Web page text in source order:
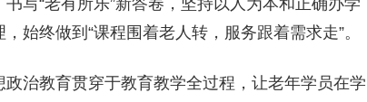
写“老有所乐”新答卷，坚持以人为本和正确办学
始终做到“课程围着老人转，服务跟着需求走”。
治教育贯穿于教育教学全过程，让老年学员在学